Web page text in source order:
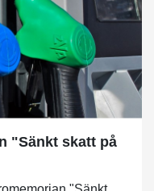
"Sänkt skatt på